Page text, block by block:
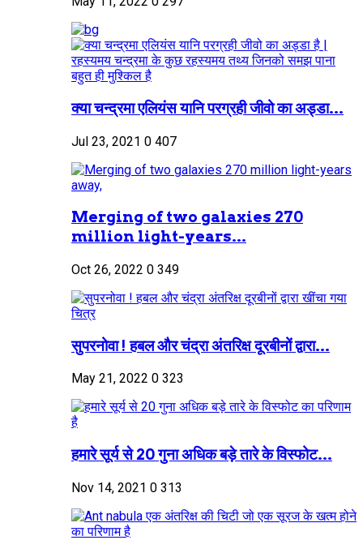
क्या चन्द्रमा एलियंस यानि परग्रही जीवो का अड्डा...
Jul 23, 2021 0 407
Merging of two galaxies 270
million light-years...
Oct 26, 2022 0 349
सुपरनोवा ! हबल और चंद्रा अंतरिक्ष दूरबीनों द्वारा...
May 21, 2022 0 323
हमारे सूर्य से 20 गुना अधिक बड़े तारे के विस्फोट...
Nov 14, 2021 0 313